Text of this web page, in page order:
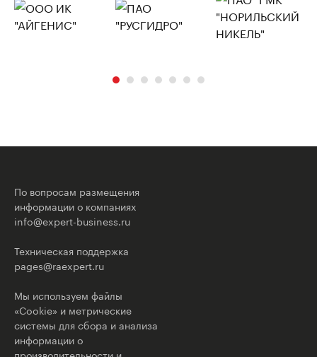
По вопросам размещения
информации о компаниях
info@expert-business.ru
Техническая поддержка
pages@raexpert.ru
Мы используем файлы
«Cookie» и метрические
системы для сбора и анализа
информации о